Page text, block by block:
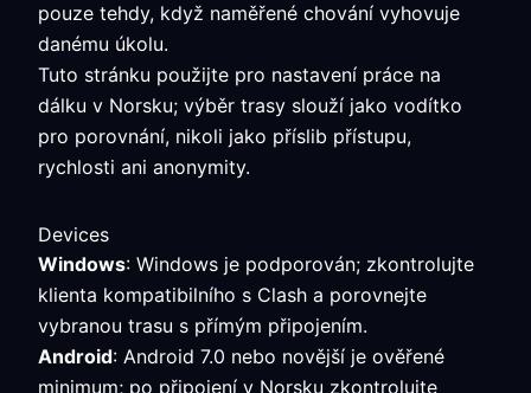
pouze tehdy, když naměřené chování vyhovuje
danému úkolu.
Tuto stránku použijte pro nastavení práce na
dálku v Norsku; výběr trasy slouží jako vodítko
pro porovnání, nikoli jako příslib přístupu,
rychlosti ani anonymity.
Devices
Windows: Windows je podporován; zkontrolujte
klienta kompatibilního s Clash a porovnejte
vybranou trasu s přímým připojením.
Android: Android 7.0 nebo novější je ověřené
minimum; po připojení v Norsku zkontrolujte